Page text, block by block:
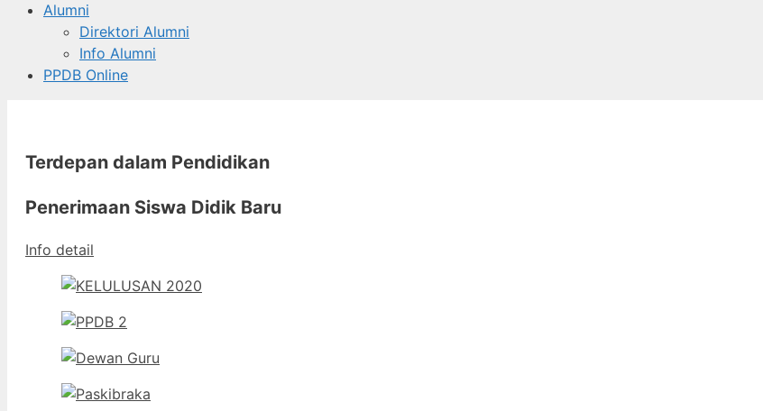
Alumni
Direktori Alumni
Info Alumni
PPDB Online
Terdepan dalam Pendidikan
Penerimaan Siswa Didik Baru
Info detail